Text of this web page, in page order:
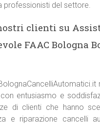
professionisti del settore.
clienti su
FAAC Bologna
entusiasmo e
di clienti che hanno
e riparazione cancelli